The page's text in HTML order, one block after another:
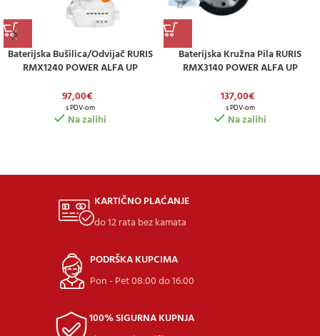
Baterijska Bušilica/odvijač RURIS
RMX1240 POWER ALFA UP
97,00€
s PDV-om
Na zalihi
Baterijska Kružna Pila RURIS
RMX3140 POWER ALFA UP
137,00€
s PDV-om
Na zalihi
KARTIČNO PLAĆANJE
do 12 rata bez kamata
PODRŠKA KUPCIMA
Pon - Pet 08:00 do 16:00
100% SIGURNA KUPNJA